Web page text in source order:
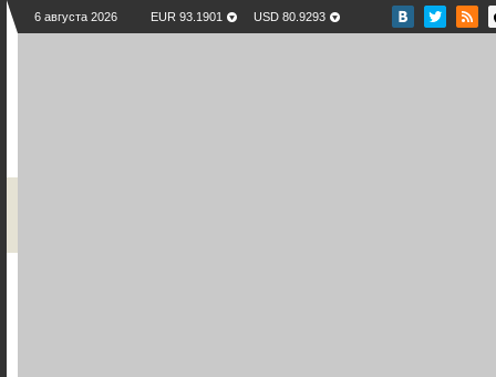
6 августа 2026 EUR 93.1901 USD 80.9293